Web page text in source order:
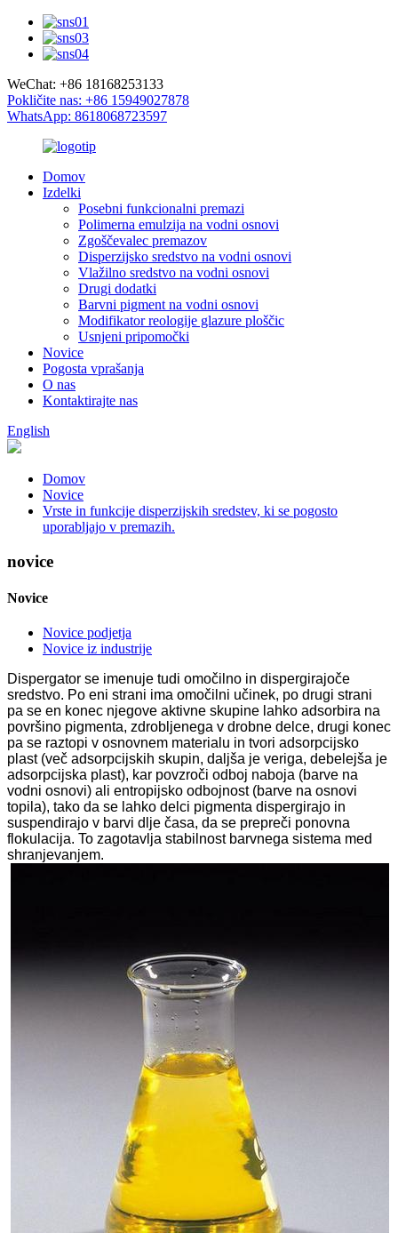
WeChat: +86 18168253133
Pokličite nas: +86 15949027878
WhatsApp: 8618068723597
Domov
Izdelki
Posebni funkcionalni premazi
Polimerna emulzija na vodni osnovi
Zgoščevalec premazov
Disperzijsko sredstvo na vodni osnovi
Vlažilno sredstvo na vodni osnovi
Drugi dodatki
Barvni pigment na vodni osnovi
Modifikator reologije glazure ploščic
Usnjeni pripomočki
Novice
Pogosta vprašanja
O nas
Kontaktirajte nas
English
Domov
Novice
Vrste in funkcije disperzijskih sredstev, ki se pogosto
uporabljajo v premazih.
novice
Novice
Novice podjetja
Novice iz industrije
Dispergator se imenuje tudi omočilno in dispergirajoče
sredstvo. Po eni strani ima omočilni učinek, po drugi strani
pa se en konec njegove aktivne skupine lahko adsorbira na
površino pigmenta, zdrobljenega v drobne delce, drugi konec
pa se raztopi v osnovnem materialu in tvori adsorpcijsko
plast (več adsorpcijskih skupin, daljša je veriga, debelejša je
adsorpcijska plast), kar povzroči odboj naboja (barve na
vodni osnovi) ali entropijsko odbojnost (barve na osnovi
topila), tako da se lahko delci pigmenta dispergirajo in
suspendirajo v barvi dlje časa, da se prepreči ponovna
flokulacija. To zagotavlja stabilnost barvnega sistema med
shranjevanjem.